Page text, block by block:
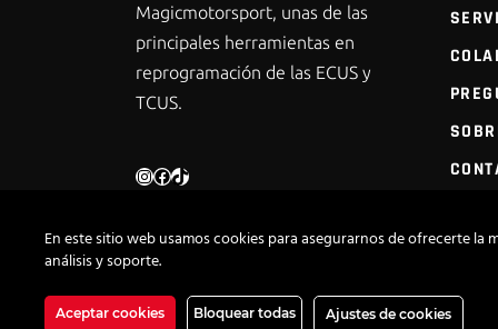
Magicmotorsport, unas de las
principales herramientas en
reprogramación de las ECUS y
TCUS.
INSTAGRAM
FACEBOOK
TIKTOK
En este sitio web usamos cookies para asegurarnos de ofrecerte
análisis y soporte.
Aceptar cookies Bloquear todas Ajustes de cookies